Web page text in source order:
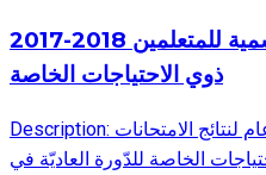
2017-2018 تقرير عن الامتحانات الرسمية للمتعلمين
ذوي الاحتياجات الخاصة
Description: يتضمن هذا التقرير تحليل عام لنتائج الامتحانات
الخاصة للدّورة العاديّة في